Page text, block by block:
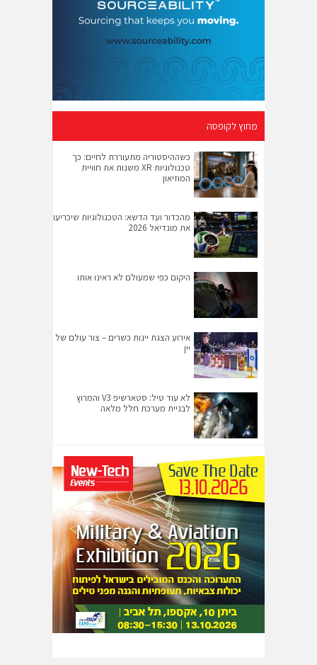
מחוץ לקופסה
כשההיסטוריה מתעוררת לחיים: כך
טכנולוגיות XR משנות את חוויית
המוזיאון
מהכדור ועד הדשא: הטכנולוגיות שיכריעו
את מונדיאל 2026
היקום כפי שמעולם לא ראינו אותו
אירוע הצגת יינות כשרים – צור עולם של
יין
לא עוד טיל: סטארשיפ V3 והמרוץ
לבניית מערכת חלל מלאה